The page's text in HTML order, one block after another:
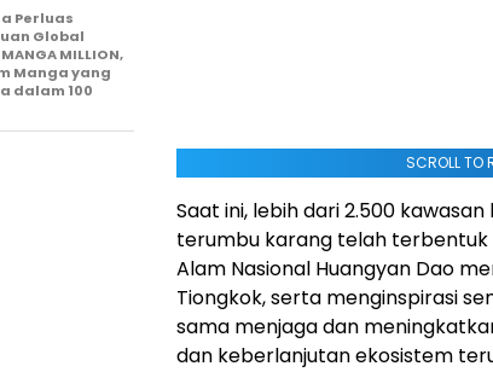
SCROLL TO
Saat ini, lebih dari 2.500
terumbu karang telah terbentuk
Alam Nasional Huangyan Dao
Tiongkok, serta menginspirasi
sama menjaga dan
dan keberlanjutan ekosistem
Perluas
Global
MILLION,
Manga yang
dalam 100